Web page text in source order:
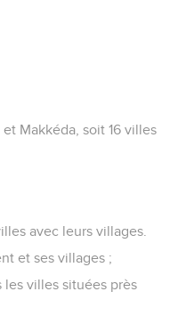
Makkéda, soit 16 villes
avec leurs villages.
et ses villages ;
les villes situées près